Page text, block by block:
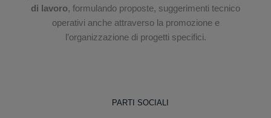
di lavoro, formulando proposte, suggerimenti tecnico
operativi anche attraverso la promozione e
l’organizzazione di progetti specifici.
PARTI SOCIALI